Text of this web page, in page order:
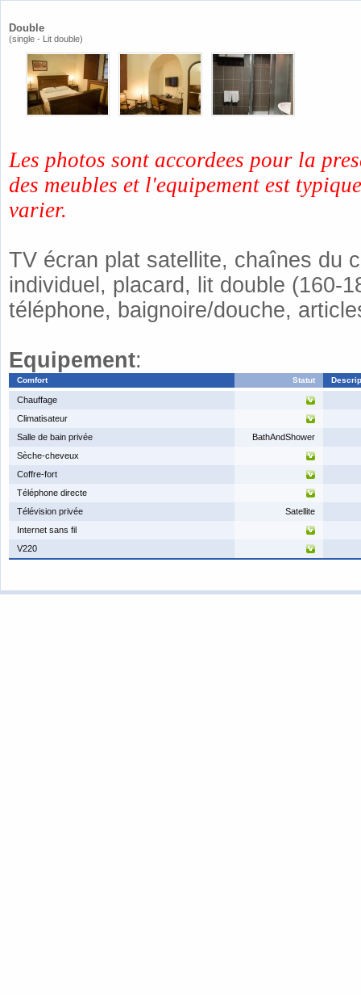
Double
(single - Lit double​)
Les photos sont accordees pour la
des meubles et l'equipement est
varier.
TV écran plat satellite, chaînes du
individuel, placard, lit double (160-
téléphone, baignoire/douche,
Equipement:
Comfort Statut
​Chauffage
​Climatisateur
​Salle de bain privée
BathAndShower
​Sèche-cheveux
​Coffre-fort
Téléphone directe
​Télévision privée
Satellite
​Internet sans fil
​V220